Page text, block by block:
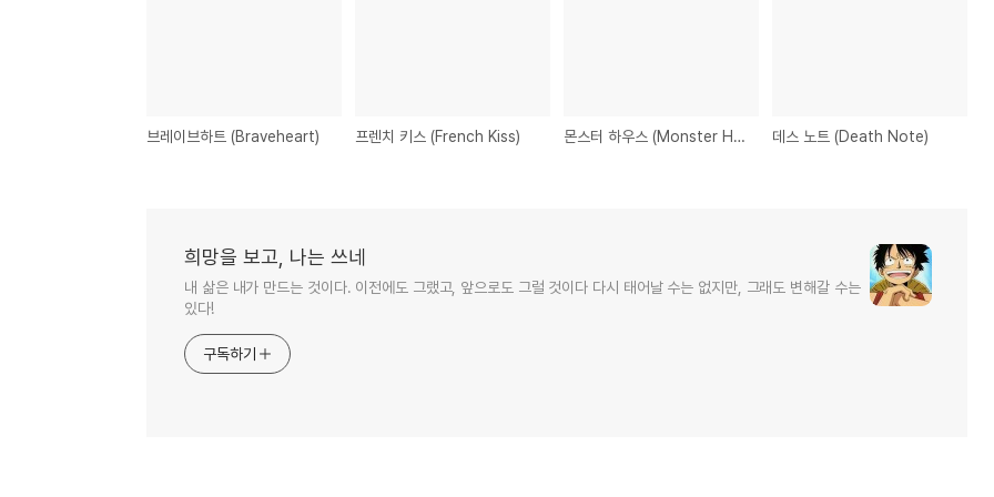
브레이브하트 (Braveheart) 프렌치 키스 (French Kiss) 몬스터 하우스 (Monster House) 데스 노트 (Death Note)
희망을 보고, 나는 쓰네
내 삶은 내가 만드는 것이다. 이전에도 그랬고, 앞으로도 그럴 것이다 다시 태어날 수는 없지만, 그래도 변해갈 수는
있다!
구독하기